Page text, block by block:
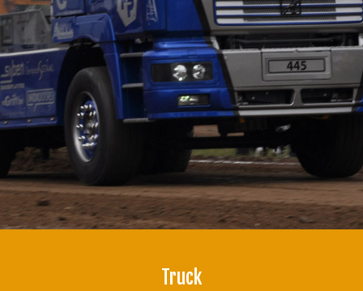
Truck